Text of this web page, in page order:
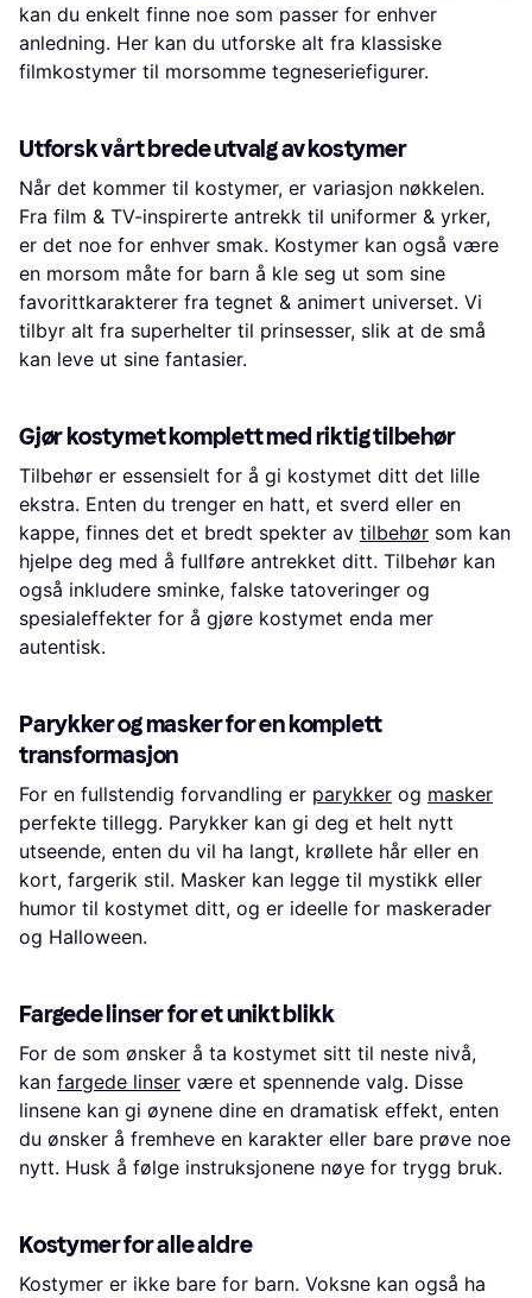
kan du enkelt finne noe som passer for enhver
anledning. Her kan du utforske alt fra klassiske
filmkostymer til morsomme tegneseriefigurer.
Utforsk vårt brede utvalg av kostymer
Når det kommer til kostymer, er variasjon nøkkelen.
Fra film & TV-inspirerte antrekk til uniformer & yrker,
er det noe for enhver smak. Kostymer kan også være
en morsom måte for barn å kle seg ut som sine
favorittkarakterer fra tegnet & animert universet. Vi
tilbyr alt fra superhelter til prinsesser, slik at de små
kan leve ut sine fantasier.
Gjør kostymet komplett med riktig tilbehør
Tilbehør er essensielt for å gi kostymet ditt det lille
ekstra. Enten du trenger en hatt, et sverd eller en
kappe, finnes det et bredt spekter av tilbehør som kan
hjelpe deg med å fullføre antrekket ditt. Tilbehør kan
også inkludere sminke, falske tatoveringer og
spesialeffekter for å gjøre kostymet enda mer
autentisk.
Parykker og masker for en komplett
transformasjon
For en fullstendig forvandling er parykker og masker
perfekte tillegg. Parykker kan gi deg et helt nytt
utseende, enten du vil ha langt, krøllete hår eller en
kort, fargerik stil. Masker kan legge til mystikk eller
humor til kostymet ditt, og er ideelle for maskerader
og Halloween.
Fargede linser for et unikt blikk
For de som ønsker å ta kostymet sitt til neste nivå,
kan fargede linser være et spennende valg. Disse
linsene kan gi øynene dine en dramatisk effekt, enten
du ønsker å fremheve en karakter eller bare prøve noe
nytt. Husk å følge instruksjonene nøye for trygg bruk.
Kostymer for alle aldre
Kostymer er ikke bare for barn. Voksne kan også ha